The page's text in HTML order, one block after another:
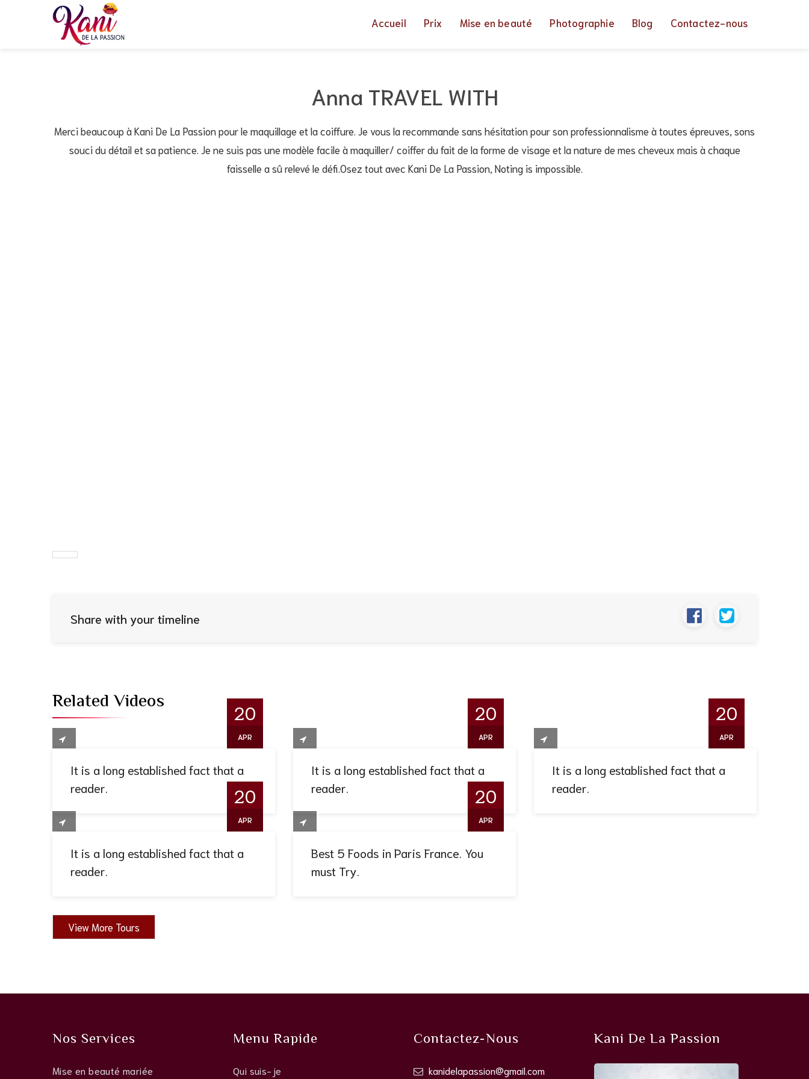
Accueil Prix Mise en beauté Photographie Blog Contactez-nous
Anna TRAVEL WITH
Merci beaucoup à Kani De La Passion pour le maquillage et la coiffure. Je vous la recommande sans hésitation pour son professionnalisme à toutes épreuves, sons
souci du détail et sa patience. Je ne suis pas une modèle facile à maquiller/ coiffer du fait de la forme de visage et la nature de mes cheveux mais à chaque
faisselle a sû relevé le défi.Osez tout avec Kani De La Passion, Noting is impossible.
Share with your timeline
Related Videos 20
APR
It is a long established fact that a
reader.
20
APR
It is a long established fact that a
reader.
20
APR
It is a long established fact that a
reader.
20
APR
It is a long established fact that a
reader.
20
APR
Best 5 Foods in Paris France. You
must Try.
View More Tours
Nos Services
Mise en beauté mariée
Menu Rapide
Qui suis-je
Contactez-Nous
kanidelapassion@gmail.com
Kani De La Passion